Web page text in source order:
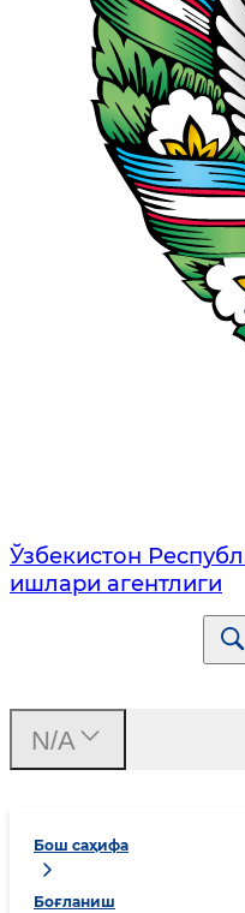
Ўзбекистон
ишлари агентлиги
Бош саҳифа
Боғланиш
N/A